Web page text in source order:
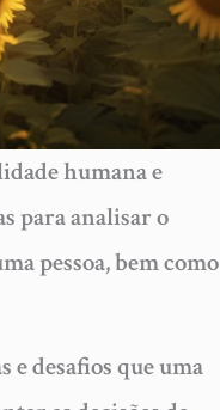
humana e
para analisar o
pessoa, bem como
e desafios que uma